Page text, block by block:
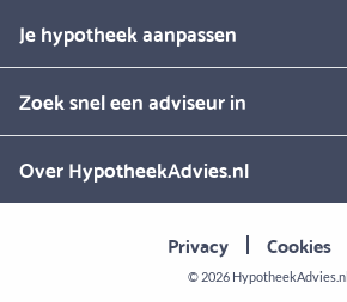
Je hypotheek aanpassen
Zoek snel een adviseur in
Over HypotheekAdvies.nl
Privacy Cookies
© 2026 HypotheekAdvies.nl